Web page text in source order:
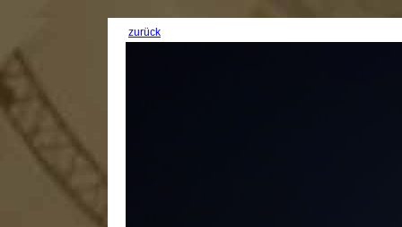
zurück